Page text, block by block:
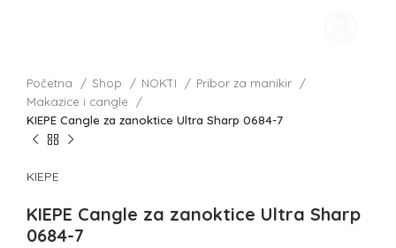
Početna Shop NOKTI
Pribor za manikir
Makazice i cangle
KIEPE Cangle za zanoktice Ultra Sharp 0684-7
KIEPE
KIEPE Cangle za zanoktice Ultra Sharp
0684-7